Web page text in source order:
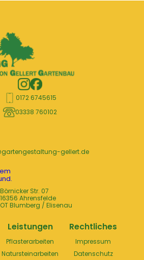
0172 6745615
03338 760102
gellert.de
Börnicker Str. 07
16356 Ahrensfelde
OT Blumberg / Elisenau
Leistungen
Pflasterarbeiten
Natursteinarbeiten
Rechtliches
Impressum
Datenschutz